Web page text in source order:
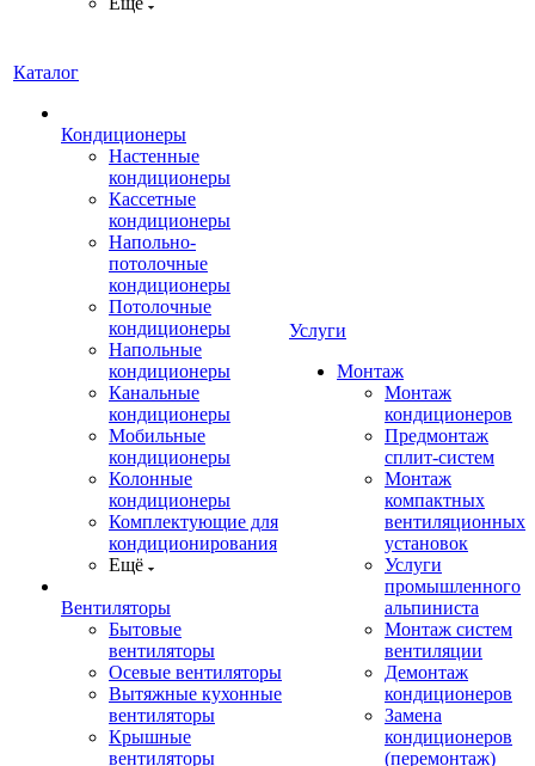
Каталог
Кондиционеры
Настенные
кондиционеры
Кассетные
кондиционеры
Напольно-
потолочные
кондиционеры
Потолочные
кондиционеры
Напольные
кондиционеры
Канальные
кондиционеры
Мобильные
кондиционеры
Колонные
кондиционеры
Комплектующие для
кондиционирования
Ещё
Вентиляторы
Бытовые
вентиляторы
Осевые вентиляторы
Вытяжные кухонные
вентиляторы
Крышные
вентиляторы
Услуги
Монтаж
Монтаж
кондиционеров
Предмонтаж
сплит-систем
Монтаж
компактных
вентиляционных
установок
Услуги
промышленного
альпиниста
Монтаж систем
вентиляции
Демонтаж
кондиционеров
Замена
кондиционеров
(перемонтаж)